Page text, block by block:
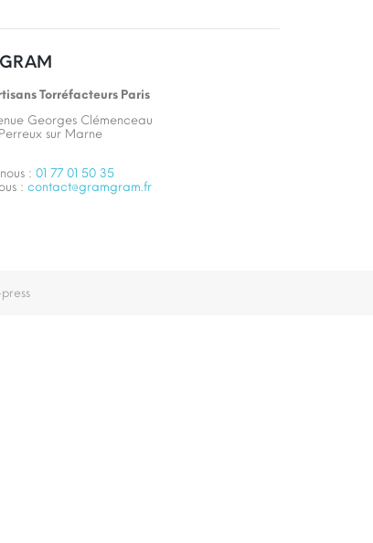
Torréfacteurs Paris
Georges Clémenceau
sur Marne
: 01 77 01 50 35
: contact@gramgram.fr